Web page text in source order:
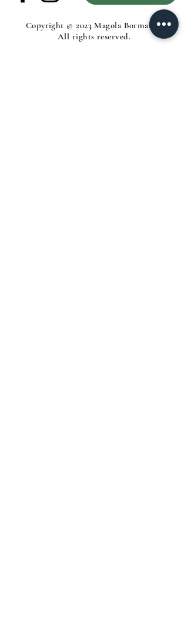
Copyright © 2023 Magola Borman®.
All rights reserved.